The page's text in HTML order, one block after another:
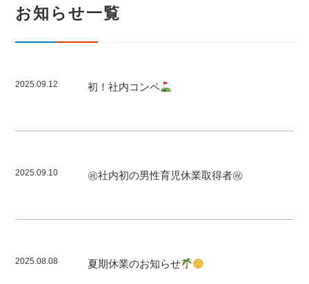
お知らせ一覧
2025.09.12 初！社内コンペ
2025.09.10 ㊗社内初の男性育児休業取得者㊗
2025.08.08 夏期休業のお知らせ